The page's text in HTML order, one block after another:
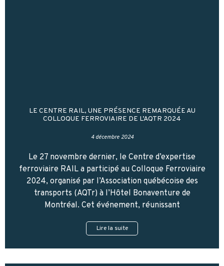
LE CENTRE RAIL, UNE PRÉSENCE REMARQUÉE AU
COLLOQUE FERROVIAIRE DE L’AQTR 2024
4 décembre 2024
Le 27 novembre dernier, le Centre d’expertise
ferroviaire RAIL a participé au Colloque Ferroviaire
2024, organisé par l’Association québécoise des
transports (AQTr) à l’Hôtel Bonaventure de
Montréal. Cet événement, réunissant
Lire la suite